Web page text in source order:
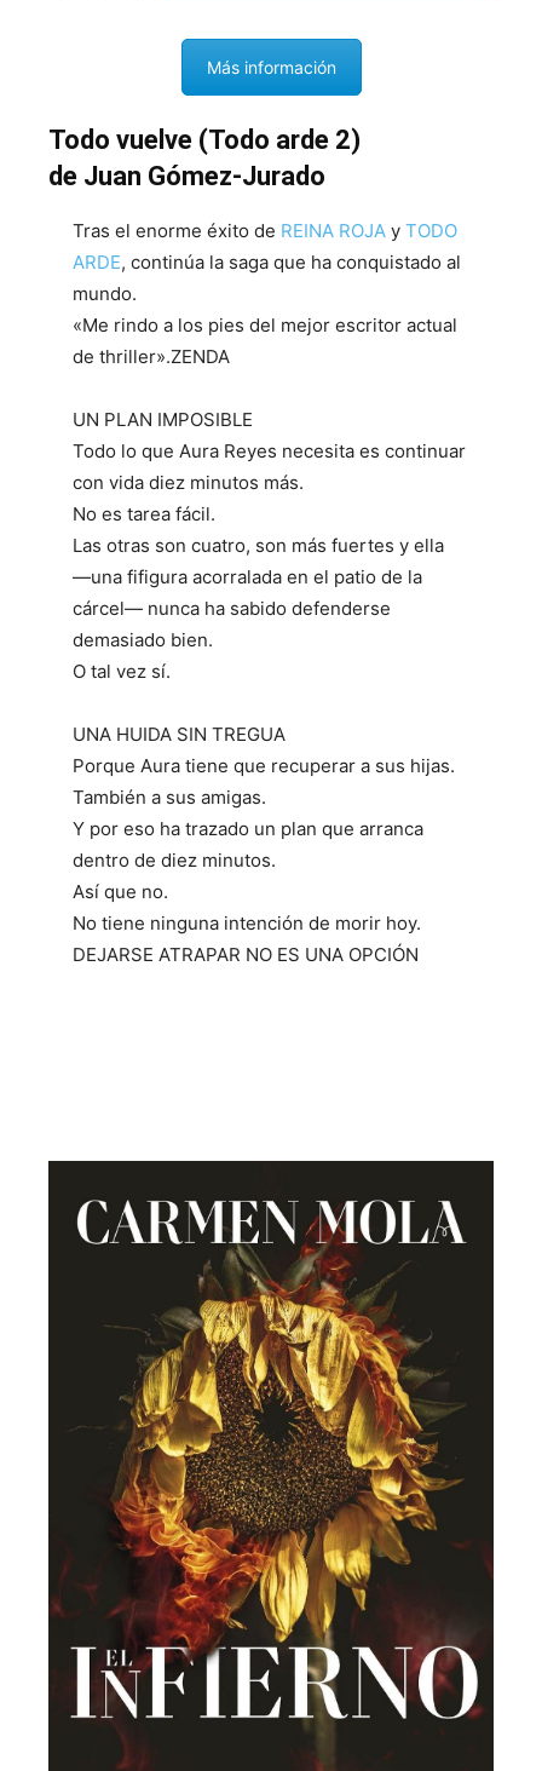
Más información
Todo vuelve (Todo arde 2)
de Juan Gómez-Jurado
Tras el enorme éxito de REINA ROJA y TODO
ARDE, continúa la saga que ha conquistado al
mundo.
«Me rindo a los pies del mejor escritor actual
de thriller».ZENDA
UN PLAN IMPOSIBLE
Todo lo que Aura Reyes necesita es continuar
con vida diez minutos más.
No es tarea fácil.
Las otras son cuatro, son más fuertes y ella
―una fifigura acorralada en el patio de la
cárcel― nunca ha sabido defenderse
demasiado bien.
O tal vez sí.
UNA HUIDA SIN TREGUA
Porque Aura tiene que recuperar a sus hijas.
También a sus amigas.
Y por eso ha trazado un plan que arranca
dentro de diez minutos.
Así que no.
No tiene ninguna intención de morir hoy.
DEJARSE ATRAPAR NO ES UNA OPCIÓN